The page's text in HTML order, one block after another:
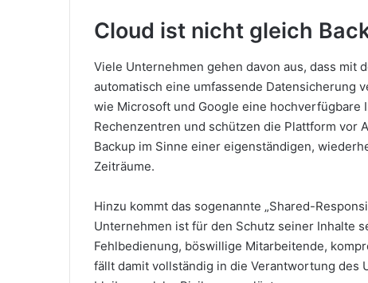
Cloud ist nicht gleich
Viele Unternehmen gehen davon aus, dass mit
automatisch eine umfassende Datensicherung
wie Microsoft und Google eine
Rechenzentren und schützen die Plattform vor
Backup im Sinne einer eigenständigen,
Zeiträume.
Hinzu kommt das sogenannte „Shared-
Unternehmen ist für den Schutz seiner Inhalte
Fehlbedienung, böswillige Mitarbeitende,
fällt damit vollständig in die Verantwortung des